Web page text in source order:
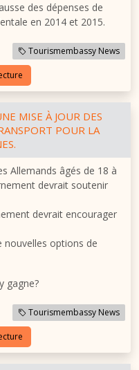
des dépenses de
en 2014 et 2015.
Tourismembassy News
MISE À JOUR DES
POUR LA
Allemands âgés de 18 à
devrait soutenir
devrait encourager
nouvelles options de
gagne?
Tourismembassy News